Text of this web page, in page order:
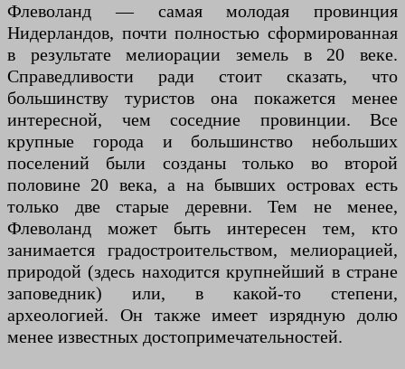
Флеволанд — самая молодая провинция
Нидерландов, почти полностью сформированная
в результате мелиорации земель в 20 веке.
Справедливости ради стоит сказать, что
большинству туристов она покажется менее
интересной, чем соседние провинции. Все
крупные города и большинство небольших
поселений были созданы только во второй
половине 20 века, а на бывших островах есть
только две старые деревни. Тем не менее,
Флеволанд может быть интересен тем, кто
занимается градостроительством, мелиорацией,
природой (здесь находится крупнейший в стране
заповедник) или, в какой-то степени,
археологией. Он также имеет изрядную долю
менее известных достопримечательностей.